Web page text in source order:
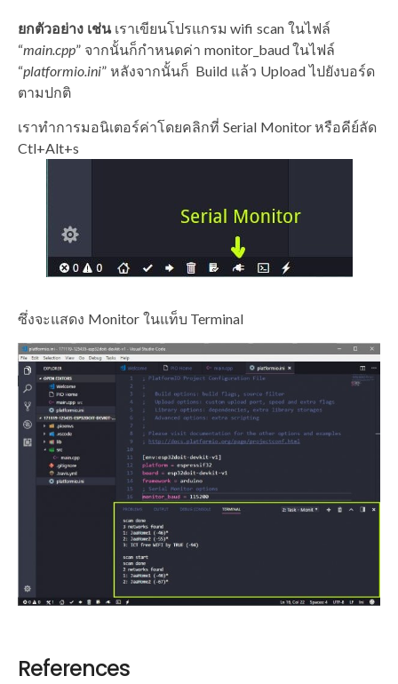
ยกตัวอย่าง เช่นเราเขียนโปรแกรม wifi scan ในไฟล์
“main.cpp” จากนั้นก็กำหนดค่า monitor_baud ในไฟล์
“platformio.ini” หลังจากนั้นก็ Build แล้ว Upload ไปยังบอร์ด
ตามปกติ
เราทำการมอนิเตอร์ค่าโดยคลิกที่ Serial Monitor หรือคีย์ลัด
Ctl+Alt+s
ซึ่งจะแสดง Monitor ในแท็บ Terminal
References